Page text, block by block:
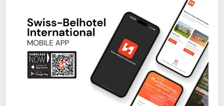
Mobile